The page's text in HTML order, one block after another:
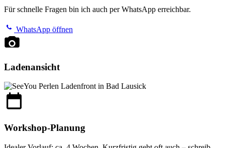
Für schnelle Fragen bin ich auch per WhatsApp erreichbar.
WhatsApp öffnen
Ladenansicht
Workshop-Planung